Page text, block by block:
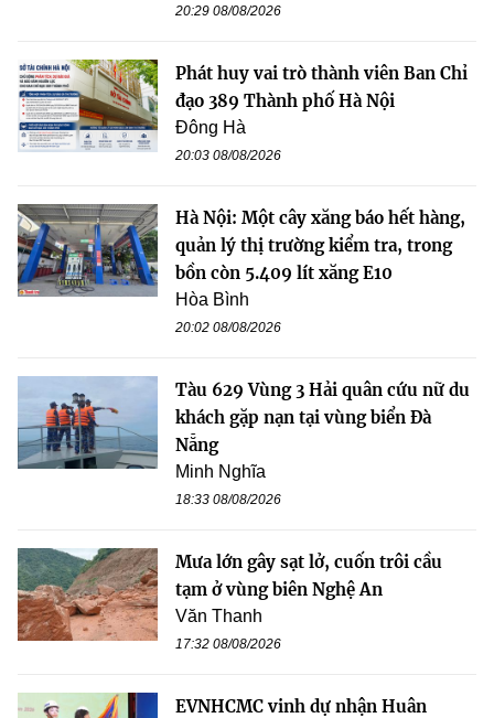
20:29 08/08/2026
Phát huy vai trò thành viên Ban Chỉ
đạo 389 Thành phố Hà Nội
Đông Hà
20:03 08/08/2026
Hà Nội: Một cây xăng báo hết hàng,
quản lý thị trường kiểm tra, trong
bồn còn 5.409 lít xăng E10
Hòa Bình
20:02 08/08/2026
Tàu 629 Vùng 3 Hải quân cứu nữ du
khách gặp nạn tại vùng biển Đà
Nẵng
Minh Nghĩa
18:33 08/08/2026
Mưa lớn gây sạt lở, cuốn trôi cầu
tạm ở vùng biên Nghệ An
Văn Thanh
17:32 08/08/2026
EVNHCMC vinh dự nhận Huân